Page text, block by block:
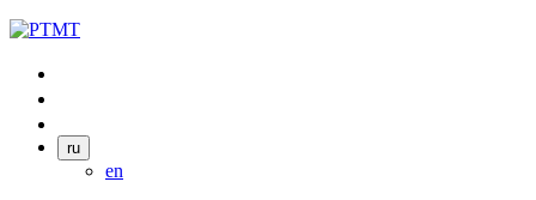
ru
en